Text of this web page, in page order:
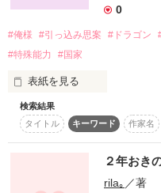
0
#俺様 #引っ込み思案 #ドラゴン
#特殊能力
#国家
表紙を見る
｢私には……出来ません｣
謙虚で引っ込み思案な
女子高生・弥嘉(ﾔﾖｲ)
検索結果
タイトル
キーワード 作家名
２年おき
rila｡ ／著